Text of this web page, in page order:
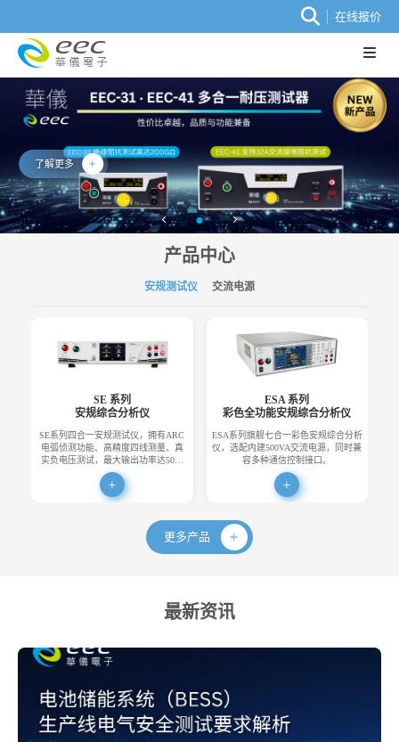
在线报价
了解更多
产品中心
安规测试仪 交流电源
SE 系列
安规综合分析仪
SE系列四合一安规测试仪，拥有ARC
电弧侦测功能、高精度四线测量、真
实负电压测试，最大输出功率达50…
ESA 系列
彩色全功能安规综合分析仪
ESA系列旗舰七合一彩色安规综合分析
仪，选配内建500VA交流电源，同时兼
容多种通信控制接口。
更多产品
最新资讯